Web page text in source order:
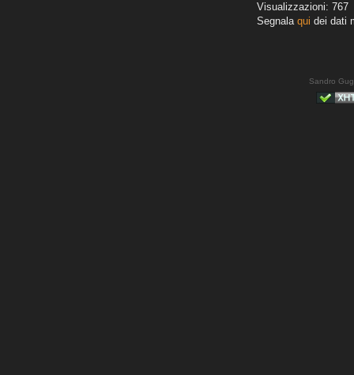
Visualizzazioni: 767
Segnala qui dei dati
Sandro